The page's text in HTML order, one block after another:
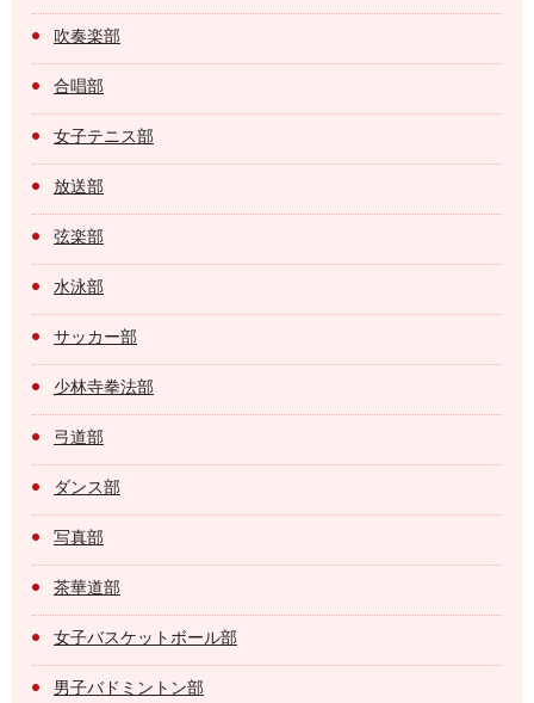
吹奏楽部
合唱部
女子テニス部
放送部
弦楽部
水泳部
サッカー部
少林寺拳法部
弓道部
ダンス部
写真部
茶華道部
女子バスケットボール部
男子バドミントン部